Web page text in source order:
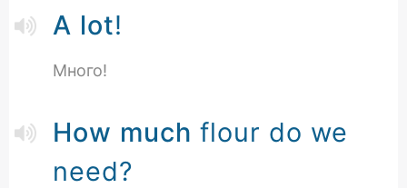
A lot!
Много!
How much flour do we
need?